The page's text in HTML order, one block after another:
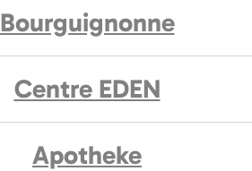
Bourguignonne
Centre EDEN
Apotheke